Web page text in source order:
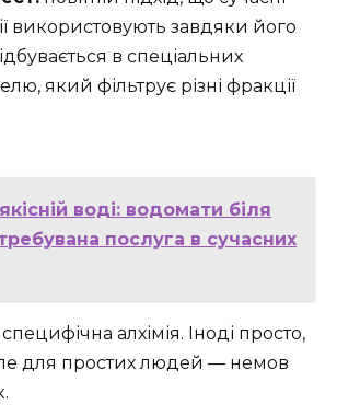
використовують завдяки його
в спеціальних
який фільтрує різні фракції
воді: водомати біля
послуга в сучасних
алхімія. Іноді просто,
для простих людей — немов